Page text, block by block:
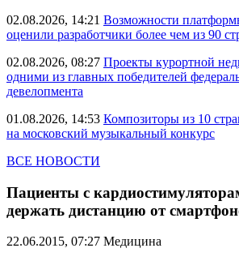
02.08.2026, 14:21 Возможности
оценили разработчики более чем из 90
02.08.2026, 08:27 Проекты курортной
одними из главных победителей
девелопмента
01.08.2026, 14:53 Композиторы из 10
на московский музыкальный конкурс
ВСЕ НОВОСТИ
Пациенты с
держать дистанцию ​​от
22.06.2015, 07:27 Медицина